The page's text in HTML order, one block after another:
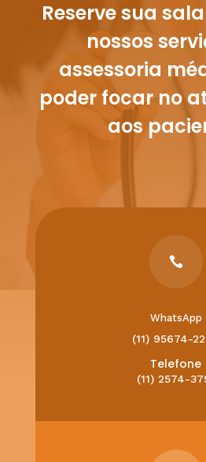
Reserve sua
nossos
assessoria
poder focar no
aos

WhatsApp
(11) 95674-
Telefone
(11) 2574-